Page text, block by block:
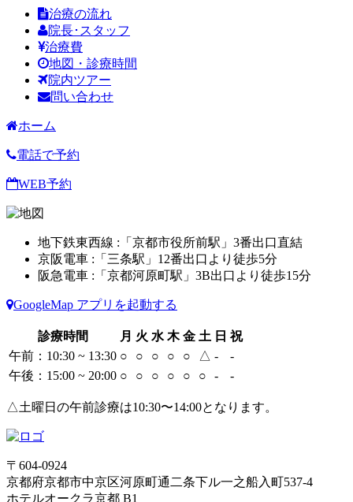
治療の流れ
院長･スタッフ
治療費
地図・診療時間
院内ツアー
問い合わせ
ホーム
電話で予約
WEB予約
地下鉄東西線 :「京都市役所前駅」3番出口直結
京阪電車 :「三条駅」12番出口より徒歩5分
阪急電車 :「京都河原町駅」3B出口より徒歩15分
GoogleMap アプリを起動する
診療時間 月 火 水 木 金 土 日 祝
午前：10:30 ~ 13:30 ○ ○ ○ ○ ○ △ -
-
午後：15:00 ~ 20:00 ○ ○ ○ ○ ○ ○ - -
△土曜日の午前診療は10:30〜14:00となります。
〒604-0924
京都府京都市中京区河原町通二条下ル一之船入町537-4
ホテルオークラ京都 B1